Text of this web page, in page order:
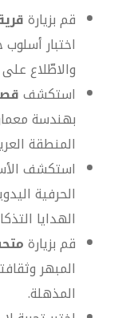
قم بزيارة
اختبار
والاطّلاع
استكشف
بهندسة
المنطقة
استكشف
الحرفية
الهدايا
قم بزيارة
المبهر
المذهلة.